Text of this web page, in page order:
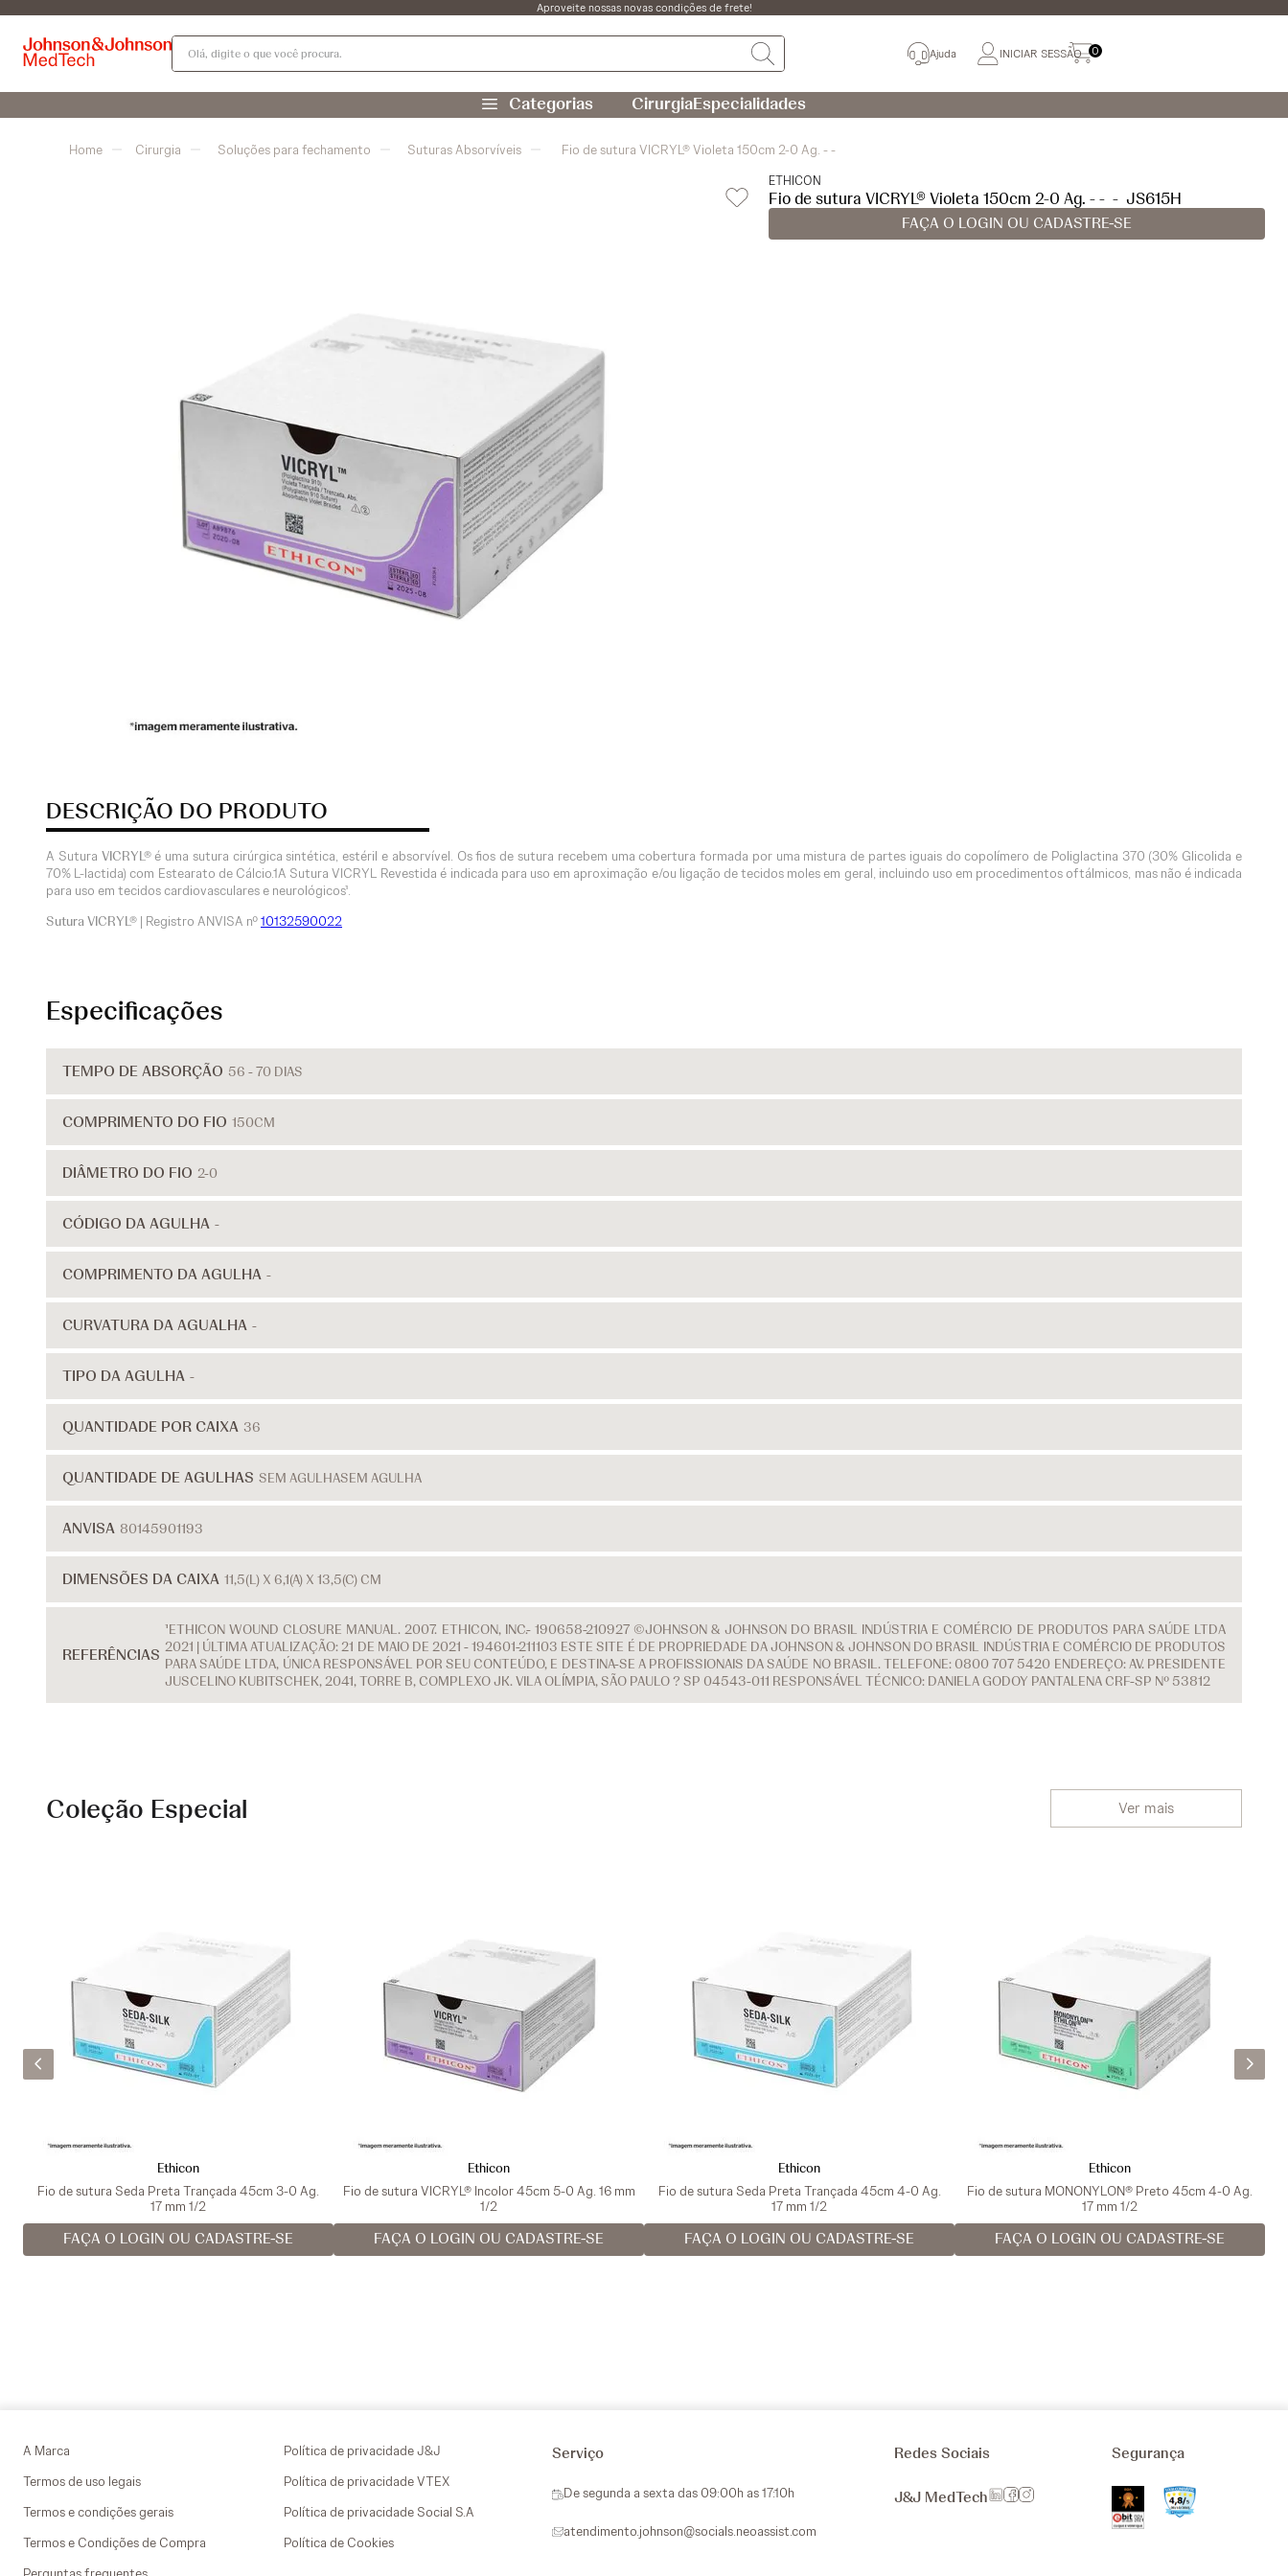
Aproveite nossas novas condições de frete!
Olá, digite o que você procura.
Ajuda INICIAR SESSÃO 0
CirurgiaEspecialidades
Cirurgia Soluções para fechamento Suturas Absorvíveis Fio de sutura VICRYL® Violeta 150cm 2-0 Ag. - -
ETHICON
Fio de sutura VICRYL® Violeta 150cm 2-0 Ag. - - - JS615H
FAÇA O LOGIN OU CADASTRE-SE
DESCRIÇÃO DO PRODUTO
A Sutura VICRYL®é uma sutura cirúrgica sintética, estéril e absorvível. Os fios de sutura recebem uma cobertura formada por uma mistura de partes iguais do copolímero de Poliglactina 370 (30% Glicolida e
70% L-lactida) com Estearato de Cálcio.1A Sutura VICRYL Revestida é indicada para uso em aproximação e/ou ligação de tecidos moles em geral, incluindo uso em procedimentos oftálmicos, mas não é indicada
para uso em tecidos cardiovasculares e neurológicos¹.
Sutura VICRYL® | Registro ANVISA nº10132590022
Especificações
TEMPO DE ABSORÇÃO 56 - 70 DIAS
COMPRIMENTO DO FIO 150CM
DIÂMETRO DO FIO 2-0
CÓDIGO DA AGULHA -
COMPRIMENTO DA AGULHA -
CURVATURA DA AGUALHA -
TIPO DA AGULHA -
QUANTIDADE POR CAIXA 36
QUANTIDADE DE AGULHAS SEM AGULHASEM AGULHA
ANVISA 80145901193
DIMENSÕES DA CAIXA 11,5(L) X 6,1(A) X 13,5(C) CM
REFERÊNCIAS
¹ETHICON WOUND CLOSURE MANUAL. 2007. ETHICON, INC.- 190658-210927 ©JOHNSON & JOHNSON DO BRASIL INDÚSTRIA E COMÉRCIO DE PRODUTOS PARA SAÚDE LTDA
2021 | ÚLTIMA ATUALIZAÇÃO: 21 DE MAIO DE 2021 - 194601-211103 ESTE SITE É DE PROPRIEDADE DA JOHNSON & JOHNSON DO BRASIL INDÚSTRIA E COMÉRCIO DE PRODUTOS
PARA SAÚDE LTDA, ÚNICA RESPONSÁVEL POR SEU CONTEÚDO, E DESTINA-SE A PROFISSIONAIS DA SAÚDE NO BRASIL. TELEFONE: 0800 707 5420 ENDEREÇO: AV. PRESIDENTE
JUSCELINO KUBITSCHEK, 2041, TORRE B, COMPLEXO JK. VILA OLÍMPIA, SÃO PAULO ? SP 04543-011 RESPONSÁVEL TÉCNICO: DANIELA GODOY PANTALENA CRF-SP Nº 53812
Coleção Especial Ver mais
Ethicon
Fio de sutura Seda Preta Trançada 45cm 3-0 Ag.
17 mm 1/2
FAÇA O LOGIN OU CADASTRE-SE
Ethicon
Fio de sutura VICRYL® Incolor 45cm 5-0 Ag. 16 mm
1/2
FAÇA O LOGIN OU CADASTRE-SE
Ethicon
Fio de sutura Seda Preta Trançada 45cm 4-0 Ag.
17 mm 1/2
FAÇA O LOGIN OU CADASTRE-SE
Ethicon
Fio de sutura MONONYLON® Preto 45cm 4-0 Ag.
17 mm 1/2
FAÇA O LOGIN OU CADASTRE-SE
A Marca
Termos de uso legais
Termos e condições gerais
Termos e Condições de Compra
Política de privacidade J&J
Política de privacidade VTEX
Política de privacidade Social S.A
Política de Cookies
Serviço
De segunda a sexta das 09:00h as 17:10h
atendimento.johnson@socials.neoassist.com
Redes Sociais
J&J MedTech
Segurança